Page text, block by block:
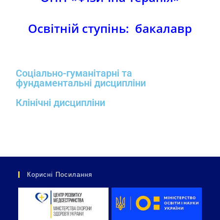
Освітній ступінь: бакалавр
Соціально-гуманітарні та
фундаментальні дисципліни
Клінічні дисципліни
Корисні Посилання